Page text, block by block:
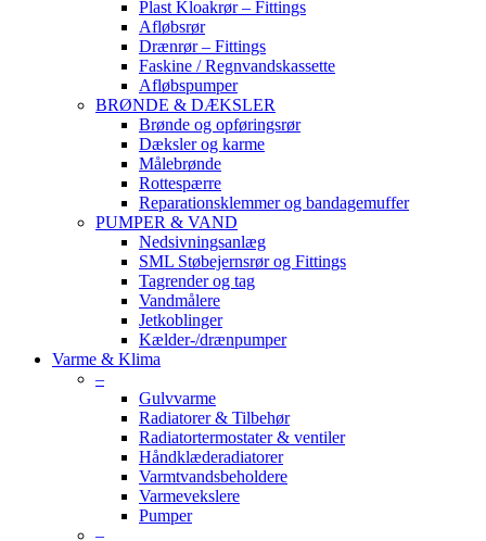
Plast Kloakrør – Fittings
Afløbsrør
Drænrør – Fittings
Faskine / Regnvandskassette
Afløbspumper
BRØNDE & DÆKSLER
Brønde og opføringsrør
Dæksler og karme
Målebrønde
Rottespærre
Reparationsklemmer og bandagemuffer
PUMPER & VAND
Nedsivningsanlæg
SML Støbejernsrør og Fittings
Tagrender og tag
Vandmålere
Jetkoblinger
Kælder-/drænpumper
Varme & Klima
–
Gulvvarme
Radiatorer & Tilbehør
Radiatortermostater & ventiler
Håndklæderadiatorer
Varmtvandsbeholdere
Varmevekslere
Pumper
–